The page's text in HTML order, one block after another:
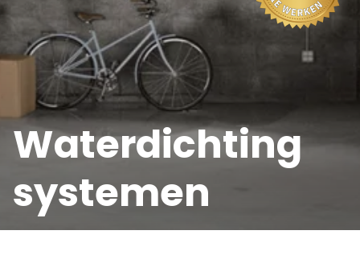
Waterdichting
systemen